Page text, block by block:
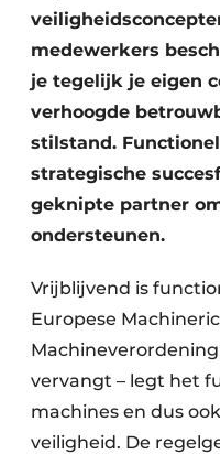
medewerkers
je tegelijk je eigen
verhoogde
stilstand.
strategische
geknipte partner
ondersteunen.
Vrijblijvend is
Europese
vervangt – legt het
machines en dus
veiligheid. De